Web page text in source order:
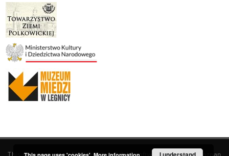
This service runs onDInGO dLibra 6.3.19software created by Poznan